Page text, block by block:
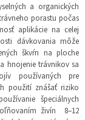
a organických
porastu počas
aplikácie na celej
dávkovania môže
škvŕn na ploche
hnojenie trávnikov sa
používaných pre
použití znášať riziko
špeciálnych
živín 8–12